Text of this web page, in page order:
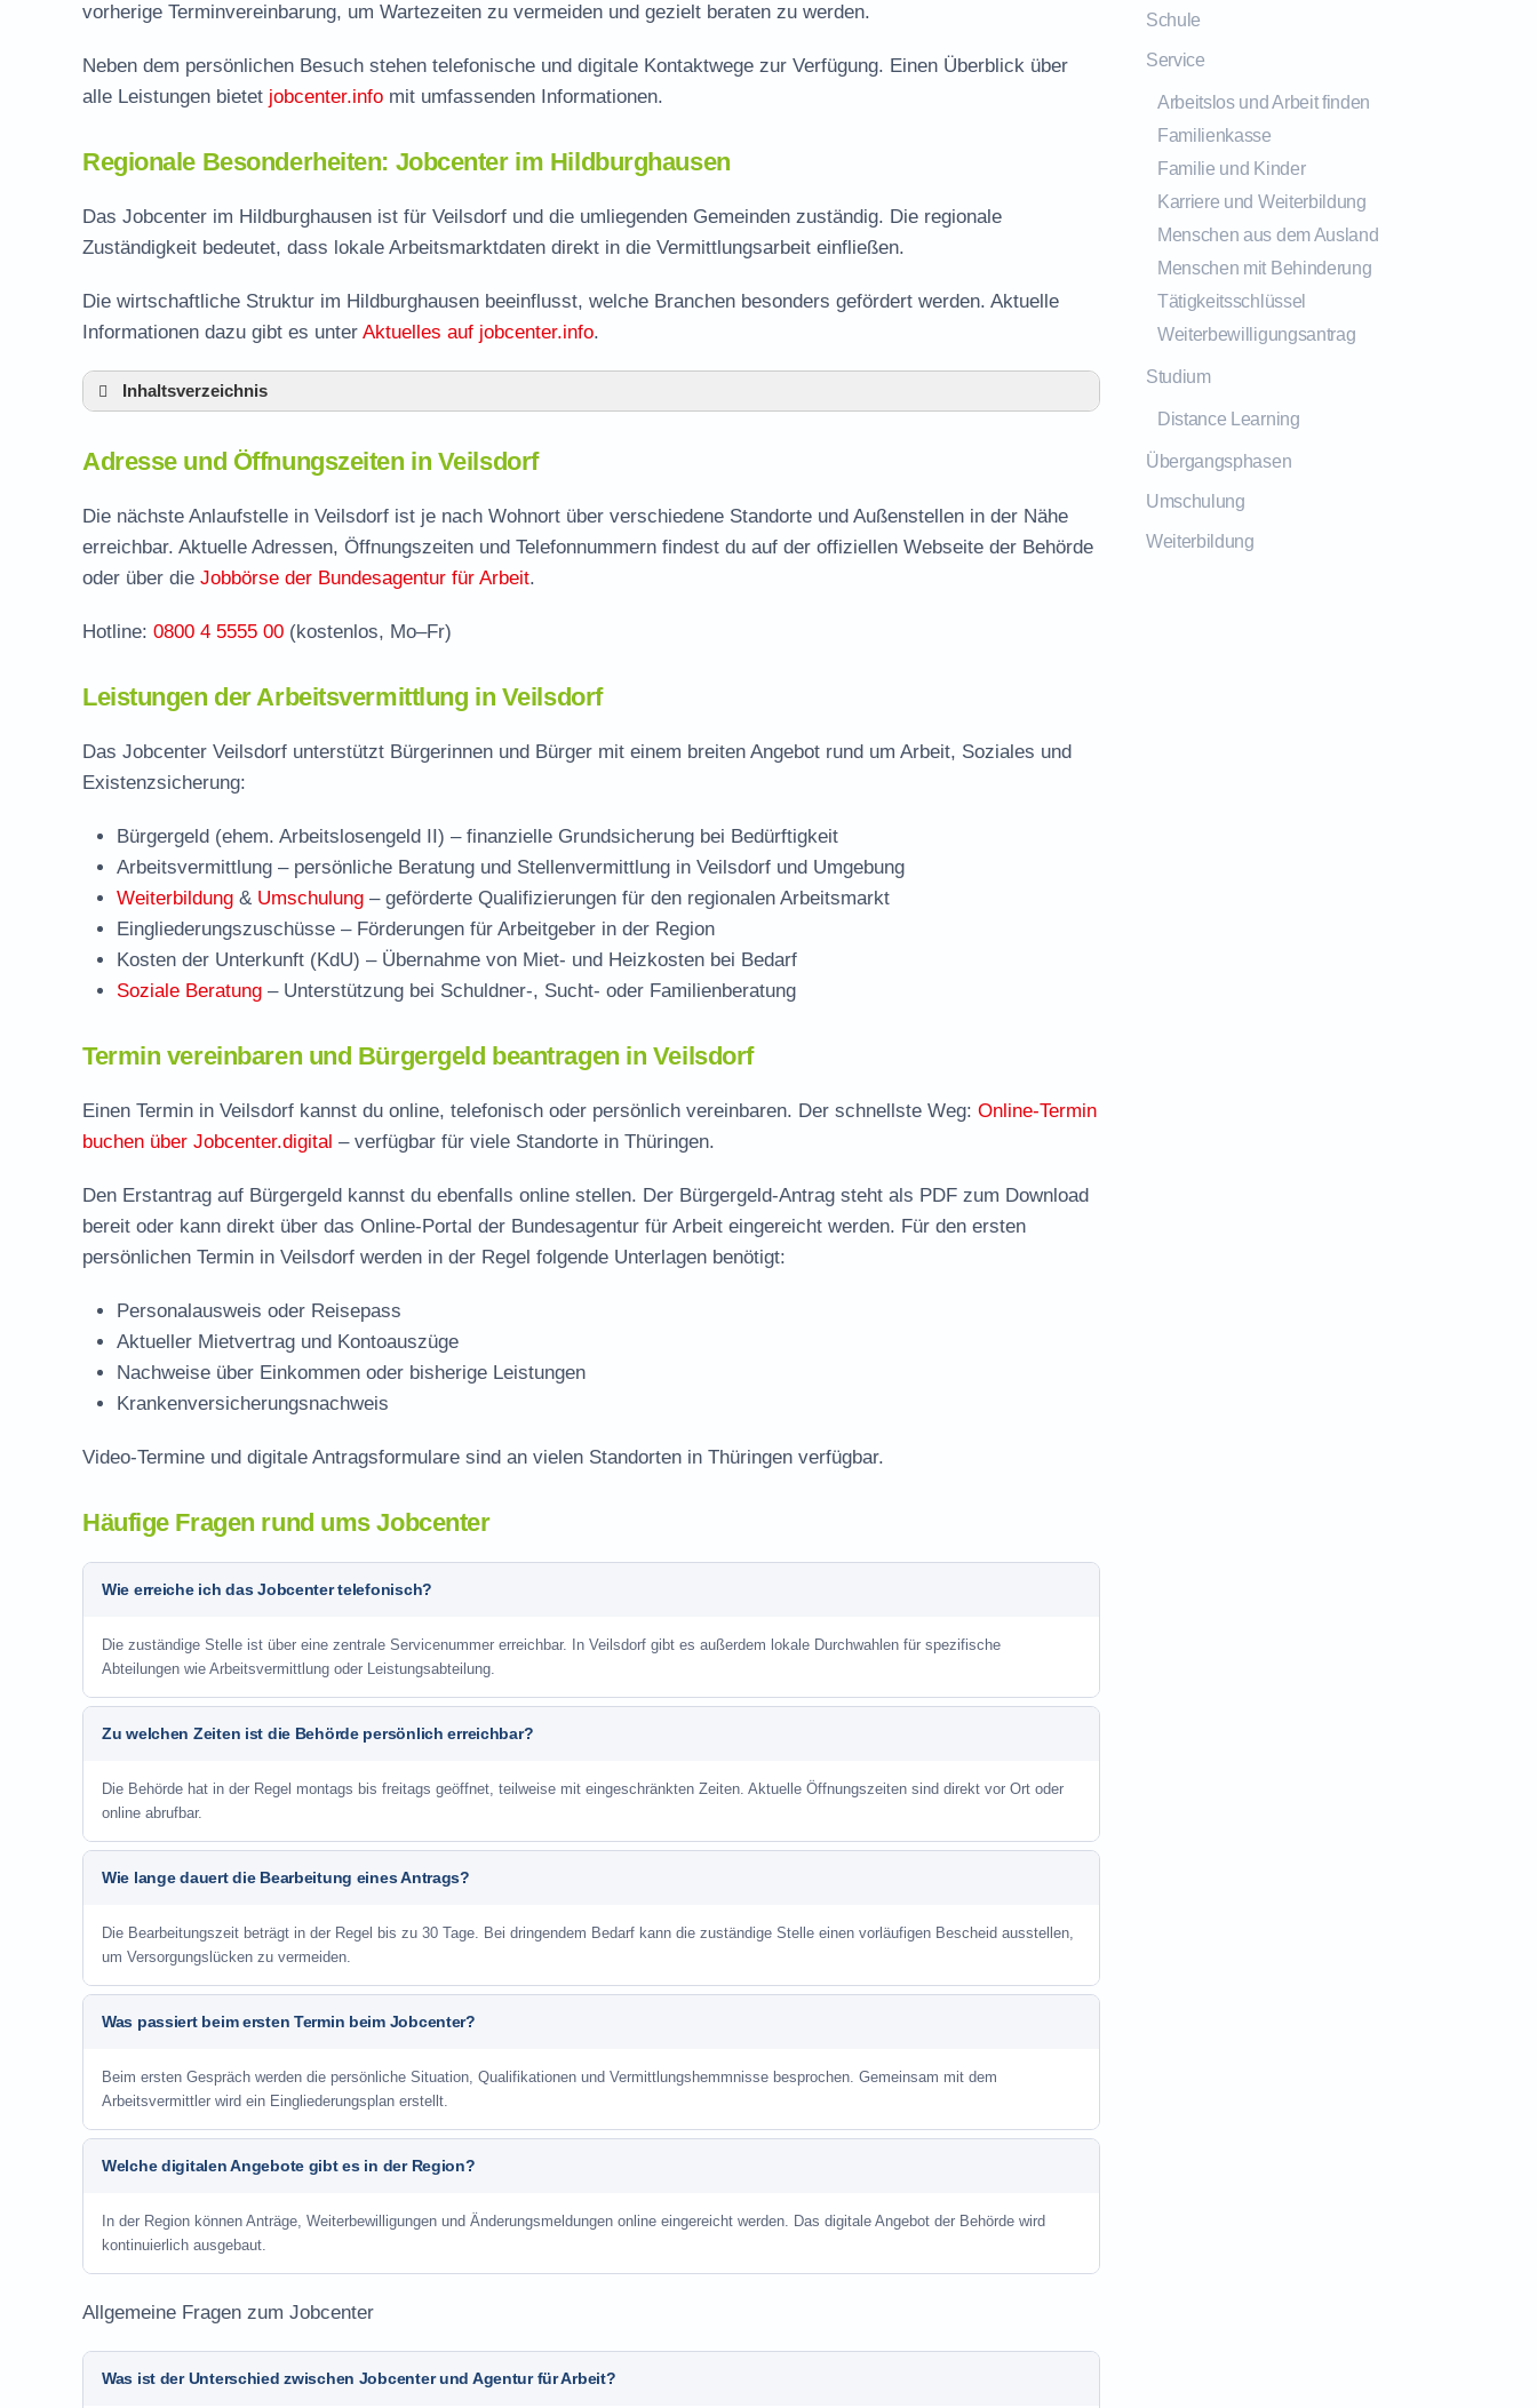
vorherige Terminvereinbarung, um Wartezeiten zu vermeiden und gezielt beraten zu werden.
Neben dem persönlichen Besuch stehen telefonische und digitale Kontaktwege zur Verfügung. Einen Überblick über
alle Leistungen bietet jobcenter.info mit umfassenden Informationen.
Regionale Besonderheiten: Jobcenter im Hildburghausen
Das Jobcenter im Hildburghausen ist für Veilsdorf und die umliegenden Gemeinden zuständig. Die regionale
Zuständigkeit bedeutet, dass lokale Arbeitsmarktdaten direkt in die Vermittlungsarbeit einfließen.
Die wirtschaftliche Struktur im Hildburghausen beeinflusst, welche Branchen besonders gefördert werden. Aktuelle
Informationen dazu gibt es unter Aktuelles auf jobcenter.info.
Inhaltsverzeichnis
Leistungen der Arbeitsvermittlung in Veilsdorf
Termin vereinbaren und Bürgergeld beantragen
Jobcenter Hildburghausen – zuständige Stelle
Stellenangebote und Jobbörse in Veilsdorf
Häufige Fragen rund ums Jobcenter
Adresse und Öffnungszeiten in Veilsdorf
Die nächste Anlaufstelle in Veilsdorf ist je nach Wohnort über verschiedene Standorte und Außenstellen in der Nähe
erreichbar. Aktuelle Adressen, Öffnungszeiten und Telefonnummern findest du auf der offiziellen Webseite der Behörde
oder über die Jobbörse der Bundesagentur für Arbeit.
Hotline: 0800 4 5555 00 (kostenlos, Mo–Fr)
Leistungen der Arbeitsvermittlung in Veilsdorf
Das Jobcenter Veilsdorf unterstützt Bürgerinnen und Bürger mit einem breiten Angebot rund um Arbeit, Soziales und
Existenzsicherung:
Bürgergeld (ehem. Arbeitslosengeld II) – finanzielle Grundsicherung bei Bedürftigkeit
Arbeitsvermittlung – persönliche Beratung und Stellenvermittlung in Veilsdorf und Umgebung
Weiterbildung & Umschulung – geförderte Qualifizierungen für den regionalen Arbeitsmarkt
Eingliederungszuschüsse – Förderungen für Arbeitgeber in der Region
Kosten der Unterkunft (KdU) – Übernahme von Miet- und Heizkosten bei Bedarf
Soziale Beratung – Unterstützung bei Schuldner-, Sucht- oder Familienberatung
Termin vereinbaren und Bürgergeld beantragen in Veilsdorf
Einen Termin in Veilsdorf kannst du online, telefonisch oder persönlich vereinbaren. Der schnellste Weg: Online-Termin
buchen über Jobcenter.digital – verfügbar für viele Standorte in Thüringen.
Den Erstantrag auf Bürgergeld kannst du ebenfalls online stellen. Der Bürgergeld-Antrag steht als PDF zum Download
bereit oder kann direkt über das Online-Portal der Bundesagentur für Arbeit eingereicht werden. Für den ersten
persönlichen Termin in Veilsdorf werden in der Regel folgende Unterlagen benötigt:
Personalausweis oder Reisepass
Aktueller Mietvertrag und Kontoauszüge
Nachweise über Einkommen oder bisherige Leistungen
Krankenversicherungsnachweis
Video-Termine und digitale Antragsformulare sind an vielen Standorten in Thüringen verfügbar.
Häufige Fragen rund ums Jobcenter
Wie erreiche ich das Jobcenter telefonisch?
Die zuständige Stelle ist über eine zentrale Servicenummer erreichbar. In Veilsdorf gibt es außerdem lokale Durchwahlen für spezifische
Abteilungen wie Arbeitsvermittlung oder Leistungsabteilung.
Zu welchen Zeiten ist die Behörde persönlich erreichbar?
Die Behörde hat in der Regel montags bis freitags geöffnet, teilweise mit eingeschränkten Zeiten. Aktuelle Öffnungszeiten sind direkt vor Ort oder
online abrufbar.
Wie lange dauert die Bearbeitung eines Antrags?
Die Bearbeitungszeit beträgt in der Regel bis zu 30 Tage. Bei dringendem Bedarf kann die zuständige Stelle einen vorläufigen Bescheid ausstellen,
um Versorgungslücken zu vermeiden.
Was passiert beim ersten Termin beim Jobcenter?
Beim ersten Gespräch werden die persönliche Situation, Qualifikationen und Vermittlungshemmnisse besprochen. Gemeinsam mit dem
Arbeitsvermittler wird ein Eingliederungsplan erstellt.
Welche digitalen Angebote gibt es in der Region?
In der Region können Anträge, Weiterbewilligungen und Änderungsmeldungen online eingereicht werden. Das digitale Angebot der Behörde wird
kontinuierlich ausgebaut.
Allgemeine Fragen zum Jobcenter
Was ist der Unterschied zwischen Jobcenter und Agentur für Arbeit?
Schule
Service
Arbeitslos und Arbeit finden
Familienkasse
Familie und Kinder
Karriere und Weiterbildung
Menschen aus dem Ausland
Menschen mit Behinderung
Tätigkeitsschlüssel
Weiterbewilligungsantrag
Studium
Distance Learning
Übergangsphasen
Umschulung
Weiterbildung